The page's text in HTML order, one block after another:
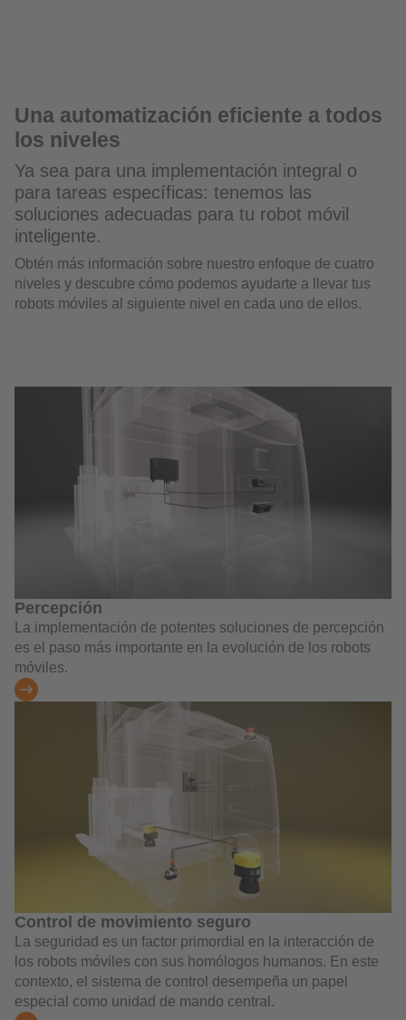
Una automatización eficiente a todos
los niveles
Ya sea para una implementación integral o
para tareas específicas: tenemos las
soluciones adecuadas para tu robot móvil
inteligente.
Obtén más información sobre nuestro enfoque de cuatro
niveles y descubre cómo podemos ayudarte a llevar tus
robots móviles al siguiente nivel en cada uno de ellos.
Percepción
La implementación de potentes soluciones de percepción
es el paso más importante en la evolución de los robots
móviles.
Control de movimiento seguro
La seguridad es un factor primordial en la interacción de
los robots móviles con sus homólogos humanos. En este
contexto, el sistema de control desempeña un papel
especial como unidad de mando central.